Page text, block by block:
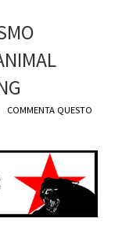
COMMENTA QUESTO